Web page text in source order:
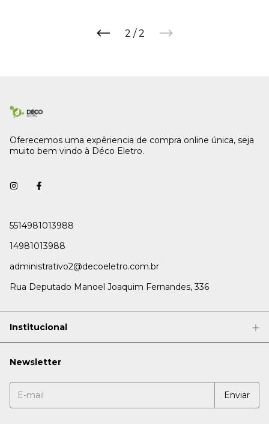
2 / 2
Oferecemos uma expêriencia de compra online única, seja
muito bem vindo à Déco Eletro.
5514981013988
14981013988
administrativo2@decoeletro.com.br
Rua Deputado Manoel Joaquim Fernandes, 336
Institucional
Newsletter